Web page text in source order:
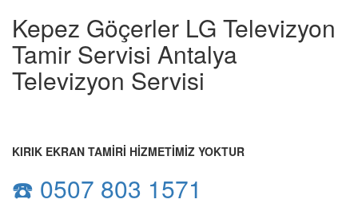
Kepez Göçerler LG Televizyon
Tamir Servisi Antalya
Televizyon Servisi
KIRIK EKRAN TAMİRİ HİZMETİMİZ YOKTUR
☎️ 0507 803 1571